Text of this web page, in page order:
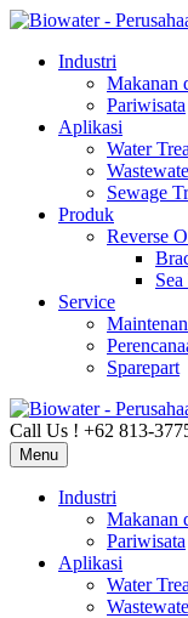
Industri
Makanan
Pariwisata
Aplikasi
Water
Sewage
Produk
Reverse
Service
Sparepart
Call Us ! +62 813-
Menu
Industri
Makanan
Pariwisata
Aplikasi
Water